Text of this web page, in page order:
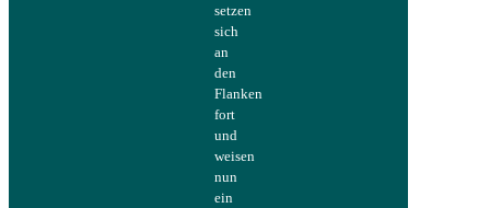
setzen
sich
an
den
Flanken
fort
und
weisen
nun
ein